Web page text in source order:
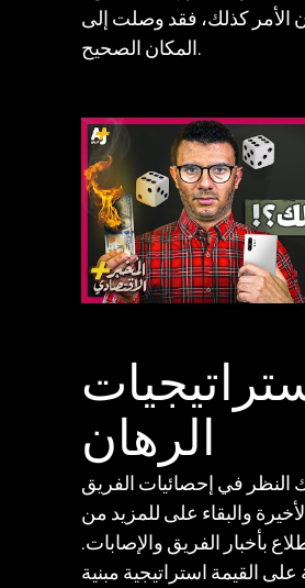
الأمر كذلك، فقد وصلت إلى
المكان الصحيح.
الرهان
النظر في إحصائيات الفريق
والبقاء على للمزيد من
بأخبار الفريق والإصابات.
على القيمة استراتيجية مبنية